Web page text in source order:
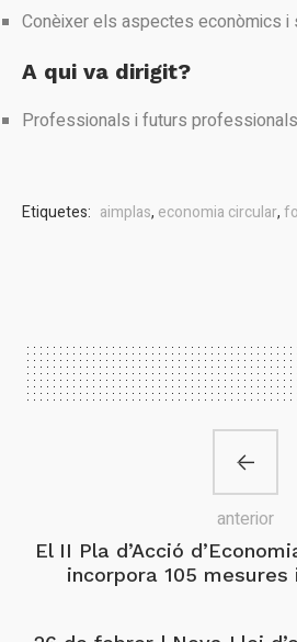
Conèixer els aspectes econòmics i
A qui va dirigit?
Professionals i futurs
Etiquetes: aimplas, economia circular,
El II Pla d’Acció
incorpora 105 mesures
anterior